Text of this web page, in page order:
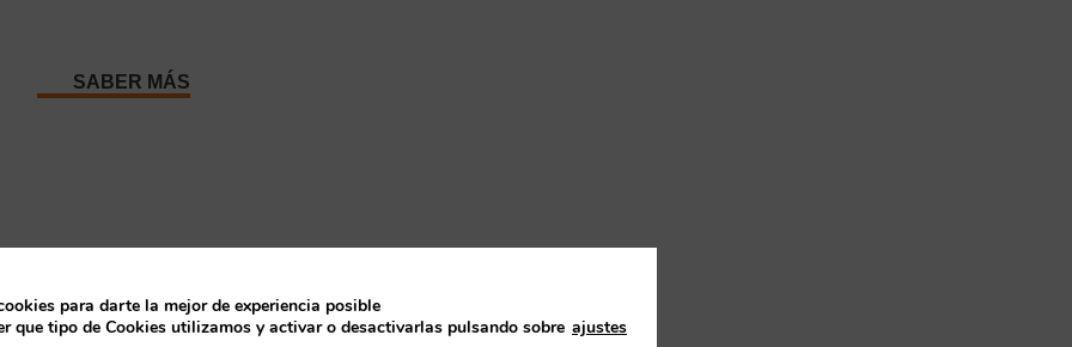
SABER MÁS
para darte la mejor de experiencia posible
que tipo de Cookies utilizamos y activar o desactivarlas pulsando sobre ajustes